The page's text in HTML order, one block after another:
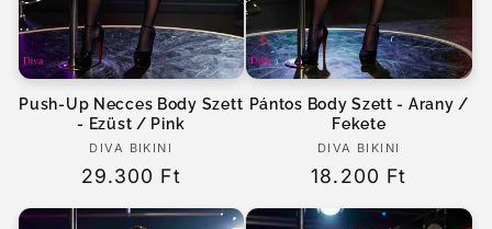
Push-Up Necces Body Szett
- Ezüst / Pink
Forgalmazó:
DIVA BIKINI
Normál
ár
29.300 Ft
Pántos Body Szett - Arany /
Fekete
Forgalmazó:
DIVA BIKINI
Normál
ár
18.200 Ft